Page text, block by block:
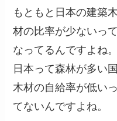
もともと日本の建築
材の比率が少ないっ
なってるんですよね。
日本って森林が多い
木材の自給率が低い
てないんですよね。